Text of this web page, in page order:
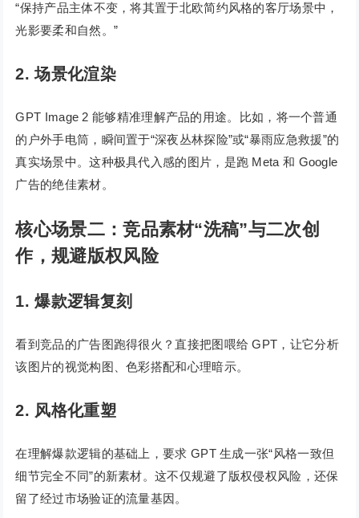
“保持产品主体不变，将其置于北欧简约风格的客厅场景中，
光影要柔和自然。”
2. 场景化渲染
GPT Image 2 能够精准理解产品的用途。比如，将一个普通
的户外手电筒，瞬间置于“深夜丛林探险”或“暴雨应急救援”的
真实场景中。这种极具代入感的图片，是跑 Meta 和 Google
广告的绝佳素材。
核心场景二：竞品素材“洗稿”与二次创
作，规避版权风险
1. 爆款逻辑复刻
看到竞品的广告图跑得很火？直接把图喂给 GPT，让它分析
该图片的视觉构图、色彩搭配和心理暗示。
2. 风格化重塑
在理解爆款逻辑的基础上，要求 GPT 生成一张“风格一致但
细节完全不同”的新素材。这不仅规避了版权侵权风险，还保
留了经过市场验证的流量基因。